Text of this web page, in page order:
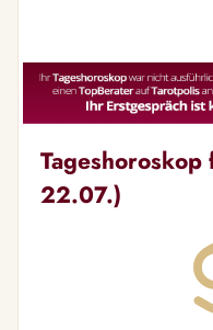
22.07.)